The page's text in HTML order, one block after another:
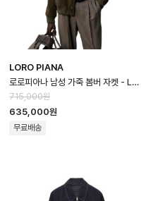
LORO PIANA
로로피아나 남성 가죽 봄버 자켓 - Loro Piana Mens Leather Jacket…
715,000원
635,000원
무료배송